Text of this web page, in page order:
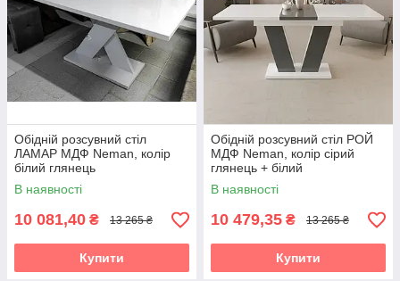
Обідній розсувний стіл
ЛАМАР МДФ Neman, колір
білий глянець
В наявності
10 081,40 ₴ 13 265 ₴
Купити
Обідній розсувний стіл РОЙ
МДФ Neman, колір сірий
глянець + білий
В наявності
10 479,35 ₴ 13 265 ₴
Купити